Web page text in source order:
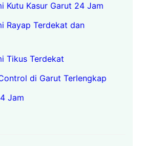
Kutu Kasur Garut 24 Jam
Rayap Terdekat dan
Tikus Terdekat
di Garut Terlengkap
Jam